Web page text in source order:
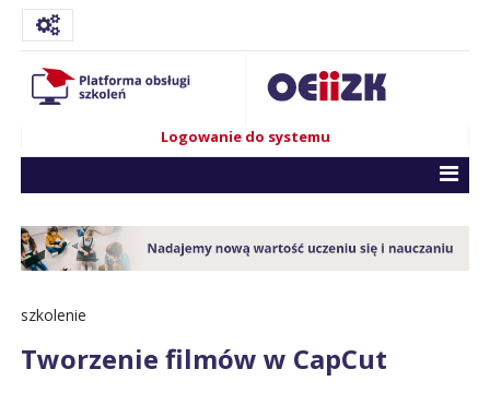
Logowanie do systemu
szkolenie
Tworzenie filmów w CapCut